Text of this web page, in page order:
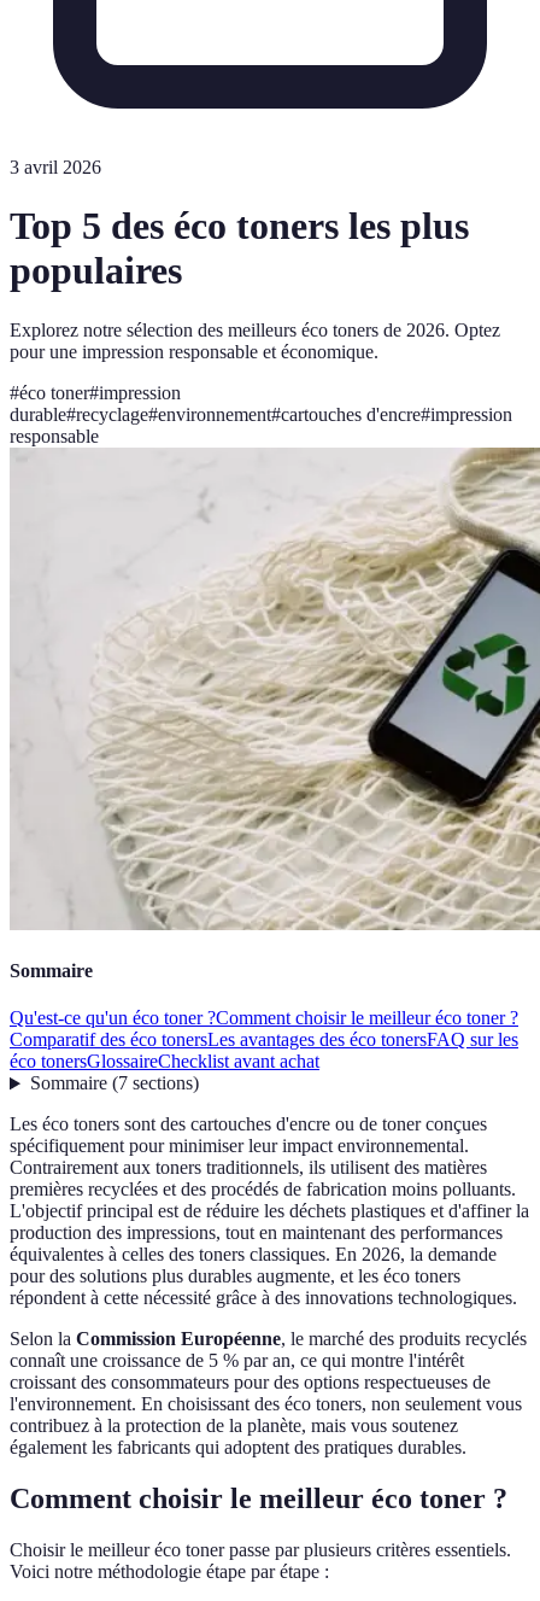
3 avril 2026
Top 5 des éco toners les plus
populaires
Explorez notre sélection des meilleurs éco toners de 2026. Optez
pour une impression responsable et économique.
#éco toner#impression
durable#recyclage#environnement#cartouches d'encre#impression
responsable
Sommaire
Qu'est-ce qu'un éco toner ?Comment choisir le meilleur éco toner ?
Comparatif des éco tonersLes avantages des éco tonersFAQ sur les
éco tonersGlossaireChecklist avant achat
Sommaire(7 sections)
Les éco toners sont des cartouches d'encre ou de toner conçues
spécifiquement pour minimiser leur impact environnemental.
Contrairement aux toners traditionnels, ils utilisent des matières
premières recyclées et des procédés de fabrication moins polluants.
L'objectif principal est de réduire les déchets plastiques et d'affiner la
production des impressions, tout en maintenant des performances
équivalentes à celles des toners classiques. En 2026, la demande
pour des solutions plus durables augmente, et les éco toners
répondent à cette nécessité grâce à des innovations technologiques.
Selon la Commission Européenne, le marché des produits recyclés
connaît une croissance de 5 % par an, ce qui montre l'intérêt
croissant des consommateurs pour des options respectueuses de
l'environnement. En choisissant des éco toners, non seulement vous
contribuez à la protection de la planète, mais vous soutenez
également les fabricants qui adoptent des pratiques durables.
Comment choisir le meilleur éco toner ?
Choisir le meilleur éco toner passe par plusieurs critères essentiels.
Voici notre méthodologie étape par étape :